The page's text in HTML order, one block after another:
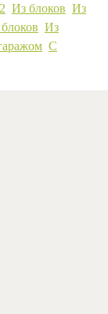
Из блоков Из
Из
С